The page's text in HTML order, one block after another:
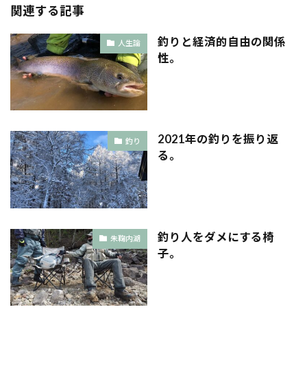
関連する記事
人生論
釣りと経済的自由の関係
性。
釣り
2021年の釣りを振り返
る。
朱鞠内湖
釣り人をダメにする椅
子。